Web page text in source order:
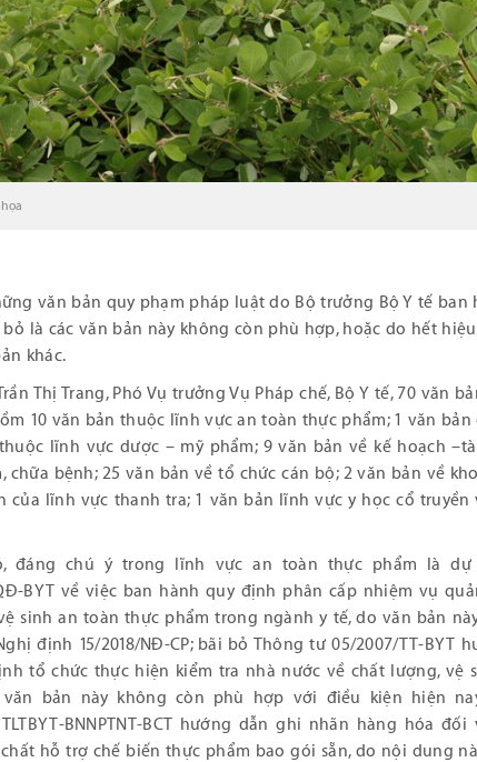
văn bản quy phạm pháp luật do Bộ trưởng Bộ Y tế ban
bỏ là các văn bản này không còn phù hợp, hoặc do hết
khác.
Thị Trang, Phó Vụ trưởng Vụ Pháp chế, Bộ Y tế, 70 văn
10 văn bản thuộc lĩnh vực an toàn thực phẩm; 1 văn
lĩnh vực dược – mỹ phẩm; 9 văn bản về kế hoạch
chữa bệnh; 25 văn bản về tổ chức cán bộ; 2 văn bản về
của lĩnh vực thanh tra; 1 văn bản lĩnh vực y học cổ
đáng chú ý trong lĩnh vực an toàn thực phẩm là
BYT về việc ban hành quy định phân cấp nhiệm vụ
sinh an toàn thực phẩm trong ngành y tế, do văn bản
định 15/2018/NĐ-CP; bãi bỏ Thông tư 05/2007/TT-BYT
tổ chức thực hiện kiểm tra nhà nước về chất lượng, vệ
văn bản này không còn phù hợp với điều kiện hiện
BNNPTNT-BCT hướng dẫn ghi nhãn hàng hóa
hỗ trợ chế biến thực phẩm bao gói sẵn, do nội dung